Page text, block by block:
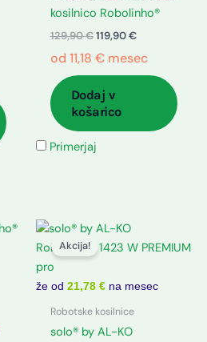
kosilnico Robolinho®
129,90€ 119,90€
od 11,18 €mesec
Dodaj v
košarico
Primerjaj
že od 21,78 € na mesec
Akcija!
Robotske kosilnice
solo® by AL-KO
Izvirna
je
1.799,90 €.
je: